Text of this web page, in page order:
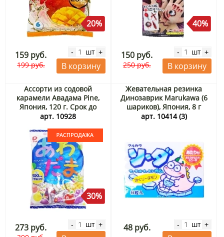
20%
159 руб.
199 руб.
- шт +
В корзину
40%
150 руб.
250 руб.
- шт +
В корзину
Ассорти из содовой
карамели Авадама Pine,
Япония, 120 г. Срок до
30.09.2026. Распродажа
арт. 10928
30%
273 руб. - шт +
Жевательная резинка
Динозаврик Marukawa (6
шариков), Япония, 8 г
арт. 10414 (3)
48 руб. - шт +